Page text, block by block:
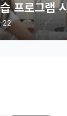
프로그램
22